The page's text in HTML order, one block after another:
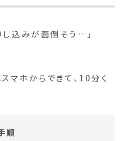
し込みが面倒そう…」
マホからできて、10分く
順